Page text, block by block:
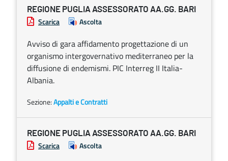
REGIONE PUGLIA ASSESSORATO AA.GG. BARI
Scarica Ascolta
Avviso di gara affidamento progettazione di un
organismo intergovernativo mediterraneo per la
diffusione di endemismi. PIC Interreg II Italia-
Albania.
Sezione:Appalti e Contratti
REGIONE PUGLIA ASSESSORATO AA.GG. BARI
Scarica Ascolta